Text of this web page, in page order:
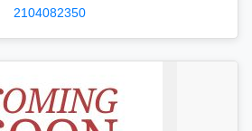
2104082350